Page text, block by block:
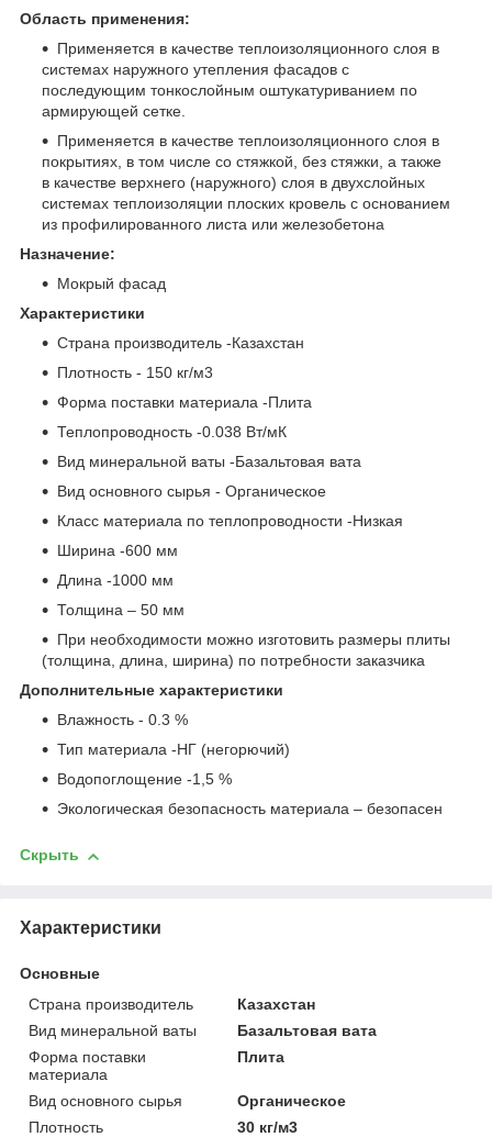
Область применения:
Применяется в качестве теплоизоляционного слоя в
системах наружного утепления фасадов с
последующим тонкослойным оштукатуриванием по
армирующей сетке.
Применяется в качестве теплоизоляционного слоя в
покрытиях, в том числе со стяжкой, без стяжки, а также
в качестве верхнего (наружного) слоя в двухслойных
системах теплоизоляции плоских кровель с основанием
из профилированного листа или железобетона
Назначение:
Мокрый фасад
Характеристики
Страна производитель -Казахстан
Плотность - 150 кг/м3
Форма поставки материала -Плита
Теплопроводность -0.038 Вт/мК
Вид минеральной ваты -Базальтовая вата
Вид основного сырья - Органическое
Класс материала по теплопроводности -Низкая
Ширина -600 мм
Длина -1000 мм
Толщина – 50 мм
При необходимости можно изготовить размеры плиты
(толщина, длина, ширина) по потребности заказчика
Дополнительные характеристики
Влажность - 0.3 %
Тип материала -НГ (негорючий)
Водопоглощение -1,5 %
Экологическая безопасность материала – безопасен
Скрыть
Характеристики
Основные
Страна производитель
Казахстан
Вид минеральной ваты
Базальтовая вата
Форма поставки
материала
Плита
Вид основного сырья
Органическое
Плотность
30 кг/м3